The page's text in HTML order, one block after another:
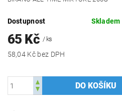
Dostupnost Skladem
65 Kč / ks
58,04 Kč bez DPH